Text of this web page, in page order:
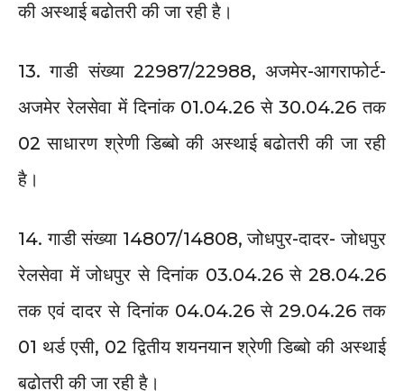
की अस्थाई बढोतरी की जा रही है।
13. गाडी संख्या 22987/22988, अजमेर-आगराफोर्ट-
अजमेर रेलसेवा में दिनांक 01.04.26 से 30.04.26 तक
02 साधारण श्रेणी डिब्बो की अस्थाई बढोतरी की जा रही
है।
14. गाडी संख्या 14807/14808, जोधपुर-दादर- जोधपुर
रेलसेवा में जोधपुर से दिनांक 03.04.26 से 28.04.26
तक एवं दादर से दिनांक 04.04.26 से 29.04.26 तक
01 थर्ड एसी, 02 द्वितीय शयनयान श्रेणी डिब्बो की अस्थाई
बढोतरी की जा रही है।